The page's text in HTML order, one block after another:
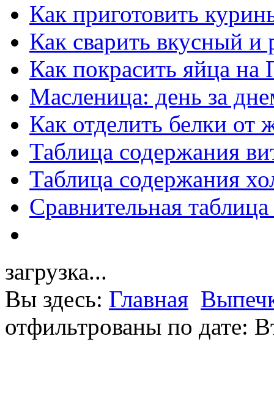
Как приготовить
Как сварить вкусный и
Как покрасить яйца на
Масленица: день за
Как отделить белки от
Таблица содержания
Таблица содержания
Сравнительная
загрузка...
Вы здесь: Главная
отфильтрованы по дате: